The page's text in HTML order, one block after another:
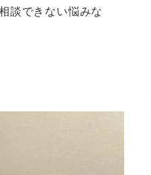
談できない悩みな